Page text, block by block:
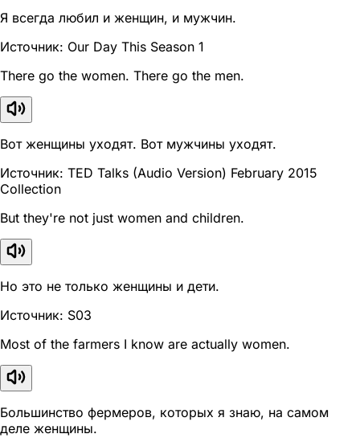
Я всегда любил и женщин, и мужчин.
Источник: Our Day This Season 1
There go the women. There go the men.
Вот женщины уходят. Вот мужчины уходят.
Источник: TED Talks (Audio Version) February 2015
Collection
But they're not just women and children.
Но это не только женщины и дети.
Источник: S03
Most of the farmers I know are actually women.
Большинство фермеров, которых я знаю, на самом
деле женщины.